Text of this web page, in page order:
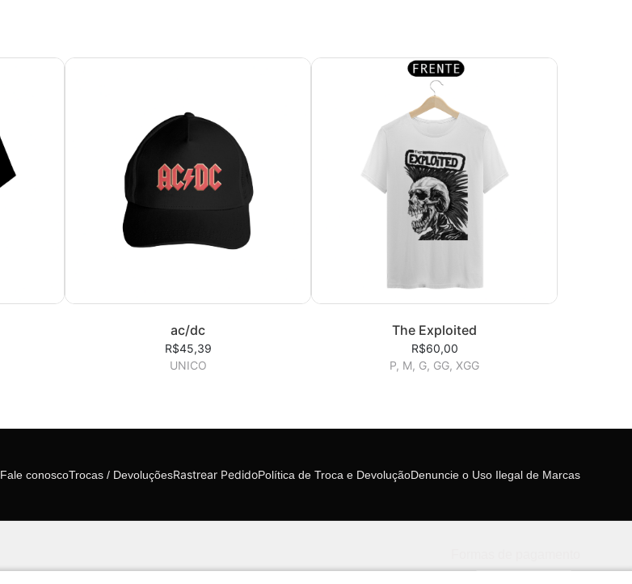
ac/dc
R$45,39
UNICO
The Exploited
R$60,00
P, M, G, GG, XGG
Fale conoscoTrocas / DevoluçõesRastrear PedidoPolítica de Troca e DevoluçãoDenuncie o Uso Ilegal de Marcas